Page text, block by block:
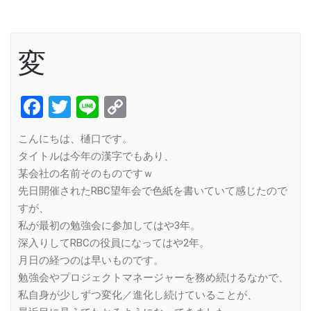
変
Facebook
Twitter
Line
こんにちは、樋口です。
タイトルは今年の漢字でもあり、
某会社の名前そのものですｗ
先日開催されたRBC望年会で色紙を書いていて感じたので
すが、
私が最初の勉強会に参加してはや3年。
深入りしてRBCの役員になってはや2年。
月日の経つのは早いものです。
勉強会やプロジェクトマネージャーを務め続けるなかで、
私自身が少しずつ変化／進化し続けていることが、